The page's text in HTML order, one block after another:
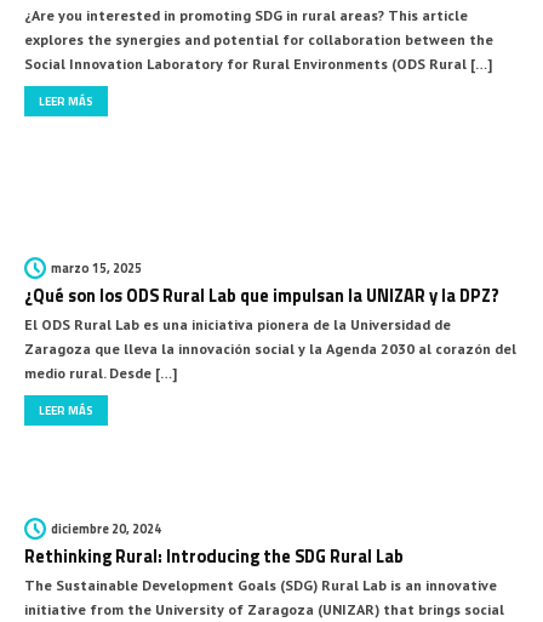
junio 17, 2025
Labs, Learning and Local Action: UNITA x ODS Rural Lab
¿Are you interested in promoting SDG in rural areas? This article
explores the synergies and potential for collaboration between the
Social Innovation Laboratory for Rural Environments (ODS Rural […]
marzo 15, 2025
¿Qué son los ODS Rural Lab que impulsan la UNIZAR y la DPZ?
El ODS Rural Lab es una iniciativa pionera de la Universidad de
Zaragoza que lleva la innovación social y la Agenda 2030 al corazón del
medio rural. Desde […]
diciembre 20, 2024
Rethinking Rural: Introducing the SDG Rural Lab